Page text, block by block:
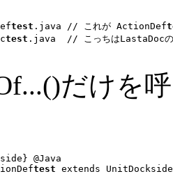
test .java // これが ActionDef
test .java // こっちはLastaDocの
だけを
@Java
test extends UnitDockside